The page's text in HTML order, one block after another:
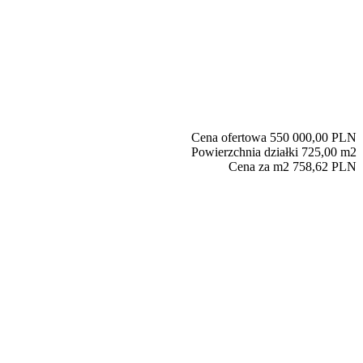
Cena ofertowa 550 000,00 PLN
Powierzchnia działki 725,00 m2
Cena za m2 758,62 PLN